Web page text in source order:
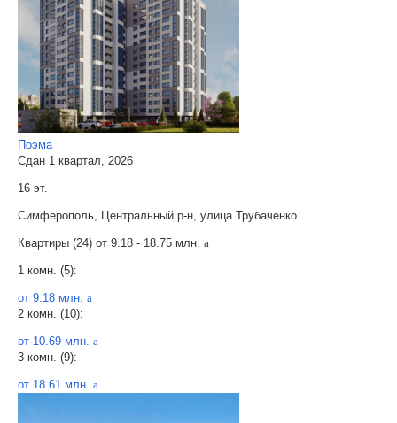
Поэма
Сдан 1 квартал, 2026
16 эт.
Симферополь, Центральный р-н, улица Трубаченко
Квартиры (24) от 9.18 - 18.75 млн. a
1 комн. (5):
от 9.18 млн. a
2 комн. (10):
от 10.69 млн. a
3 комн. (9):
от 18.61 млн. a